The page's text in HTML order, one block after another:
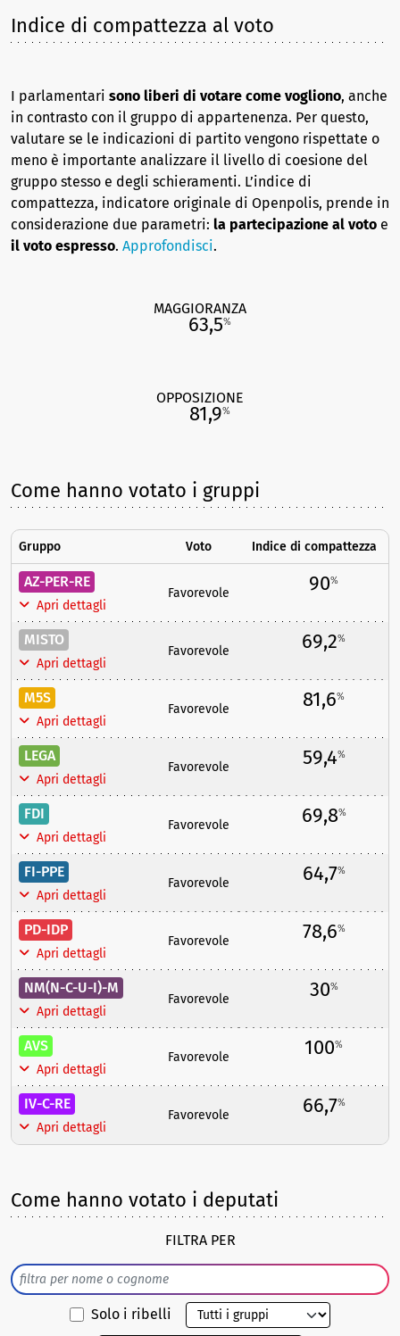
Indice di compattezza al voto
I parlamentari sono liberi di votare come vogliono, anche
in contrasto con il gruppo di appartenenza. Per questo,
valutare se le indicazioni di partito vengono rispettate o
meno è importante analizzare il livello di coesione del
gruppo stesso e degli schieramenti. L’indice di
compattezza, indicatore originale di Openpolis, prende in
considerazione due parametri: la partecipazione al voto e
il voto espresso. Approfondisci.
MAGGIORANZA
63,5%
OPPOSIZIONE
81,9%
Come hanno votato i gruppi
Gruppo Voto Indice di compattezza
AZ-PER-RE
Apri dettagli
Favorevole 90%
MISTO
Apri dettagli
Favorevole 69,2%
M5S
Apri dettagli
Favorevole 81,6%
LEGA
Apri dettagli
Favorevole 59,4%
FDI
Apri dettagli
Favorevole 69,8%
FI-PPE
Apri dettagli
Favorevole 64,7%
PD-IDP
Apri dettagli
Favorevole 78,6%
NM(N-C-U-I)-M
Apri dettagli
Favorevole 30%
AVS
Apri dettagli
Favorevole 100%
IV-C-RE
Apri dettagli
Favorevole 66,7%
Come hanno votato i deputati
FILTRA PER
Solo i ribelli